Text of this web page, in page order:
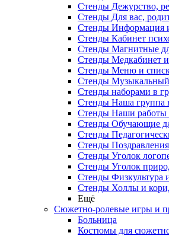
Стенды Дежурство,
Стенды Для вас,
Стенды Информация
Стенды Кабинет
Стенды Магнитные
Стенды Медкабинет
Стенды Меню и
Стенды
Стенды наборами в
Стенды Наша
Стенды Наши
Стенды Обучающие
Стенды
Стенды
Стенды Уголок
Стенды Уголок
Стенды Физкультура
Стенды Холлы и
Ещё
Сюжетно-ролевые игры и
Больница
Костюмы для